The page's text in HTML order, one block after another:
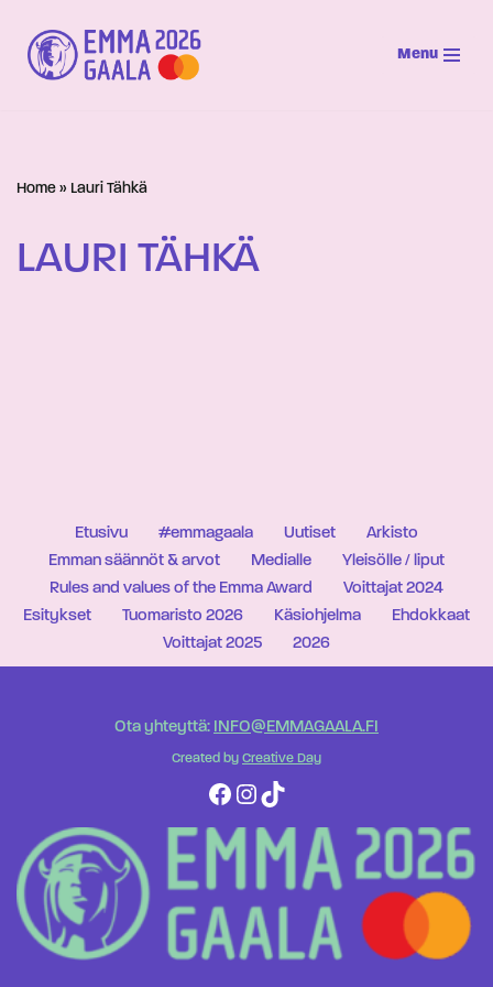
Siirry
suoraan
Menu
Home » Lauri Tähkä
LAURI TÄHKÄ
Etusivu #emmagaala Uutiset
Arkisto
Emman säännöt & arvot
Medialle
Yleisölle / liput
Rules and values of the Emma Award
Voittajat 2024
Esitykset
Tuomaristo 2026 Käsiohjelma
Ehdokkaat
Voittajat 2025
2026
Ota yhteyttä: INFO@EMMAGAALA.FI
Created by Creative Day